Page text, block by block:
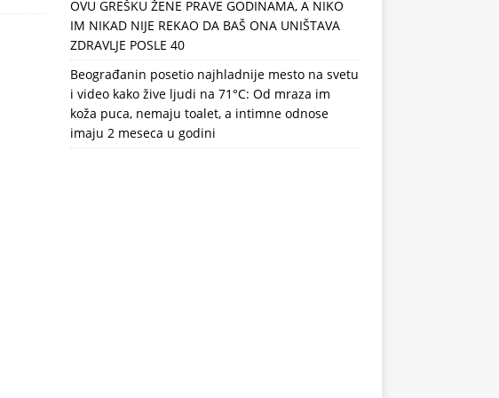
OVU GREŠKU ŽENE PRAVE GODINAMA, A NIKO
IM NIKAD NIJE REKAO DA BAŠ ONA UNIŠTAVA
ZDRAVLJE POSLE 40
Beograđanin posetio najhladnije mesto na svetu
i video kako žive ljudi na 71°C: Od mraza im
koža puca, nemaju toalet, a intimne odnose
imaju 2 meseca u godini